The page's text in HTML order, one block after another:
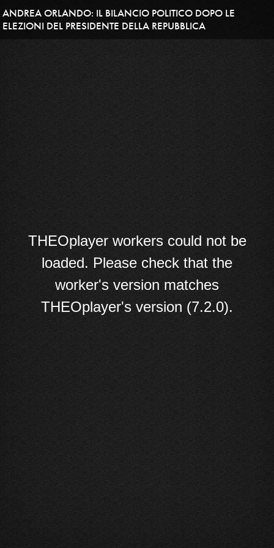
ANDREA ORLANDO: IL BILANCIO POLITICO DOPO LE
ELEZIONI DEL PRESIDENTE DELLA REPUBBLICA
THEOplayer workers could not be
loaded. Please check that the
worker's version matches
THEOplayer's version (7.2.0).